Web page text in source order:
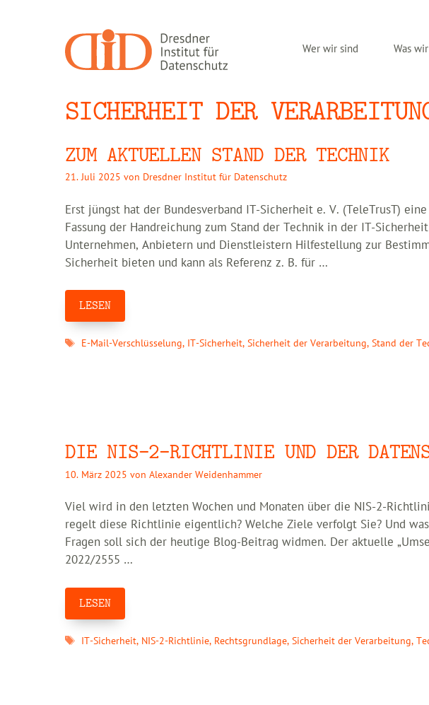
Wer wir sind Was
SICHERHEIT DER
ZUM AKTUELLEN STAND DER TECHNIK
21. Juli 2025 von Dresdner Institut für Datenschutz
Erst jüngst hat der Bundesverband IT-Sicherheit e. V. (TeleTrusT)
Fassung der Handreichung zum Stand der Technik in der IT-
Unternehmen, Anbietern und Dienstleistern Hilfestellung zur
Sicherheit bieten und kann als Referenz z. B. für …
LESEN
Schlagwörter
E-Mail-Verschlüsselung, IT-Sicherheit,Sicherheit der Verarbeitung,Stand der
DIE NIS-2-RICHTLINIE UND DER
10. März 2025 von Alexander Weidenhammer
Viel wird in den letzten Wochen und Monaten über die NIS-2-
regelt diese Richtlinie eigentlich? Welche Ziele verfolgt Sie? Und
Fragen soll sich der heutige Blog-Beitrag widmen. Der aktuelle
2022/2555 …
LESEN
Schlagwörter
IT-Sicherheit, NIS-2-Richtlinie, Rechtsgrundlage,Sicherheit der Verarbeitung,